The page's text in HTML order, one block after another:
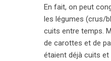
En fait, on peut
les légumes (crus/
cuits entre temps.
de carottes et de
étaient déjà cuits